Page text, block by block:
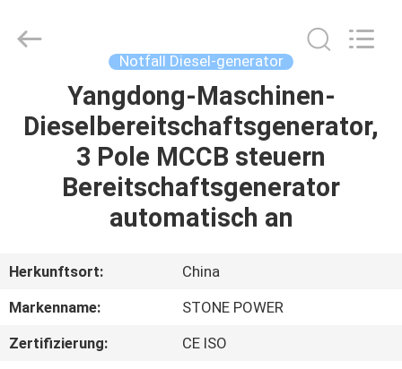
PRODUKTE
FABRIK-
CO.,LTD.
Notfall Diesel-generator
Yangdong-Maschinen-
Dieselbereitschaftsgenerator,
3 Pole MCCB steuern
Bereitschaftsgenerator
automatisch an
Herkunftsort:
China
Markenname:
STONE POWER
Zertifizierung:
CE ISO